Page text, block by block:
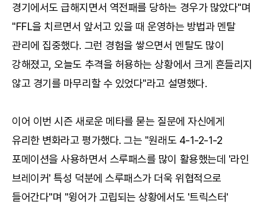
경기에서도 급해지면서 역전패를 당하는 경우가 많았다"며
"FFL을 치르면서 앞서고 있을 때 운영하는 방법과 멘탈
관리에 집중했다. 그런 경험을 쌓으면서 멘탈도 많이
강해졌고, 오늘도 추격을 허용하는 상황에서 크게 흔들리지
않고 경기를 마무리할 수 있었다"라고 설명했다.
이어 이번 시즌 새로운 메타를 묻는 질문에 자신에게
유리한 변화라고 평가했다. 그는 "원래도 4-1-2-1-2
포메이션을 사용하면서 스루패스를 많이 활용했는데 '라인
브레이커' 특성 덕분에 스루패스가 더욱 위협적으로
들어간다"며 "윙어가 고립되는 상황에서도 '트릭스터'